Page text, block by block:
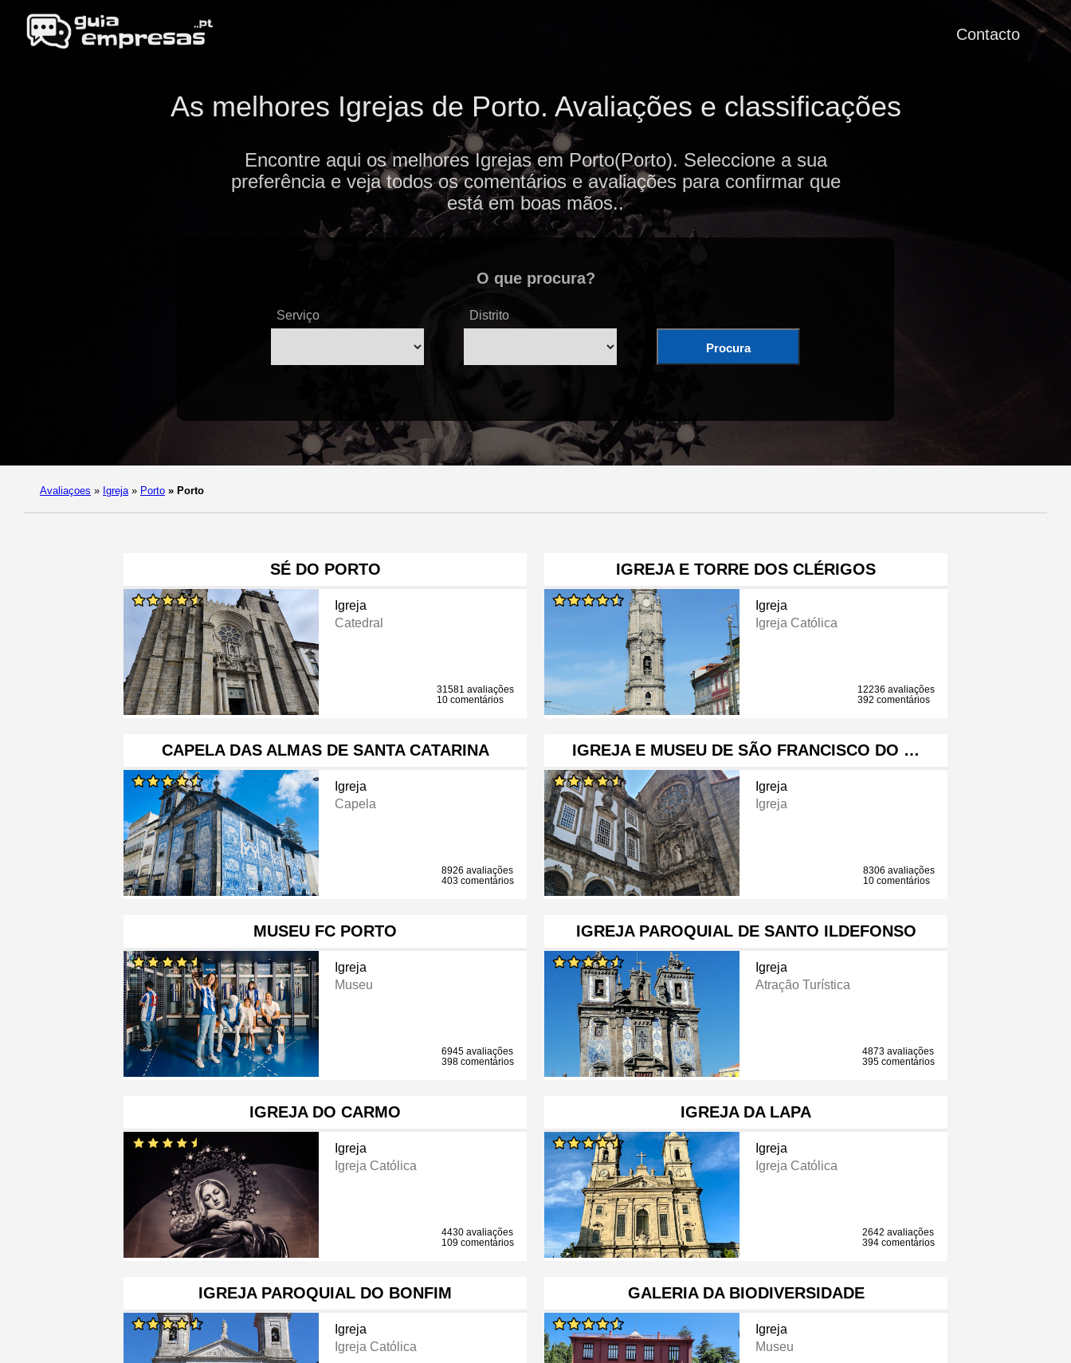
Contacto
As melhores Igrejas de Porto. Avaliações e classificações
Encontre aqui os melhores Igrejas em Porto(Porto). Seleccione a sua
preferência e veja todos os comentários e avaliações para confirmar que
está em boas mãos..
O que procura?
Serviço Distrito
Procura
Avaliaçoes » Igreja » Porto » Porto
SÉ DO PORTO
Igreja
Catedral
31581 avaliações
10 comentários
IGREJA E TORRE DOS CLÉRIGOS
Igreja
Igreja Católica
12236 avaliações
392 comentários
CAPELA DAS ALMAS DE SANTA CATARINA
Igreja
Capela
8926 avaliações
403 comentários
IGREJA E MUSEU DE SÃO FRANCISCO DO …
Igreja
Igreja
8306 avaliações
10 comentários
MUSEU FC PORTO
Igreja
Museu
6945 avaliações
398 comentários
IGREJA PAROQUIAL DE SANTO ILDEFONSO
Igreja
Atração Turística
4873 avaliações
395 comentários
IGREJA DO CARMO
Igreja
Igreja Católica
4430 avaliações
109 comentários
IGREJA DA LAPA
Igreja
Igreja Católica
2642 avaliações
394 comentários
IGREJA PAROQUIAL DO BONFIM
Igreja
Igreja Católica
GALERIA DA BIODIVERSIDADE
Igreja
Museu